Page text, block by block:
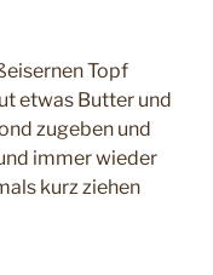
Topf
etwas Butter und
zugeben und
immer wieder
kurz ziehen